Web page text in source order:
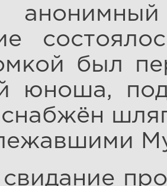
был
юноша,
свидание